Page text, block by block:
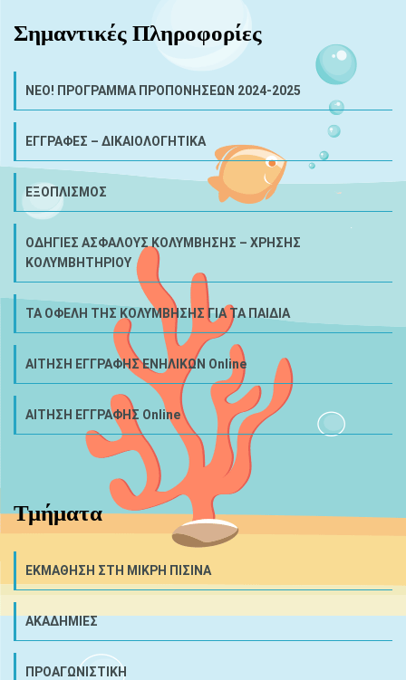
Σημαντικές Πληροφορίες
NEO! ΠΡΟΓΡΑΜΜΑ ΠΡΟΠΟΝΗΣΕΩΝ 2024-2025
ΕΓΓΡΑΦΕΣ – ΔΙΚΑΙΟΛΟΓΗΤΙΚΑ
ΕΞΟΠΛΙΣΜΟΣ
ΟΔΗΓΙΕΣ ΑΣΦΑΛΟΥΣ ΚΟΛΥΜΒΗΣΗΣ – ΧΡΗΣΗΣ
ΚΟΛΥΜΒΗΤΗΡΙΟΥ
ΤΑ ΟΦΕΛΗ ΤΗΣ ΚΟΛΥΜΒΗΣΗΣ ΓΙΑ ΤΑ ΠΑΙΔΙΑ
ΑΙΤΗΣΗ ΕΓΓΡΑΦΗΣ ΕΝΗΛΙΚΩΝ Online
ΑΙΤΗΣΗ ΕΓΓΡΑΦΗΣ Online
Τμήματα
ΕΚΜΑΘΗΣΗ ΣΤΗ ΜΙΚΡΗ ΠΙΣΙΝΑ
ΑΚΑΔΗΜΙΕΣ
ΠΡΟΑΓΩΝΙΣΤΙΚΗ